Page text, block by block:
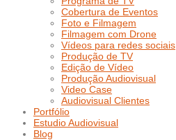
Cobertura de Eventos
Foto e Filmagem
Filmagem com Drone
Vídeos para redes sociais
Produção de TV
Edição de Vídeo
Produção Audiovisual
Video Case
Audiovisual Clientes
Portfólio
Estudio Audiovisual
Blog